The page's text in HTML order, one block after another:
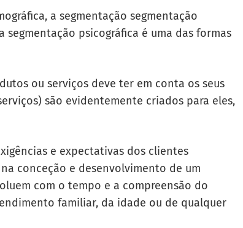
a segmentação segmentação
segmentação psicográfica é uma das formas
ou serviços deve ter em conta os seus
são evidentemente criados para eles,
e expectativas dos clientes
conceção e desenvolvimento de um
com o tempo e a compreensão do
familiar, da idade ou de qualquer